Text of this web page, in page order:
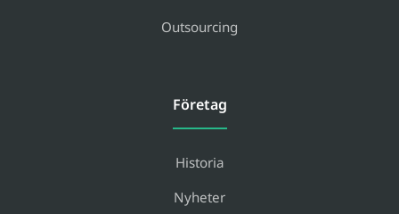
Outsourcing
Företag
Historia
Nyheter